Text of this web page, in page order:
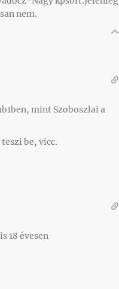
nem.
mint Szoboszlai a
be, vicc.
18 évesen